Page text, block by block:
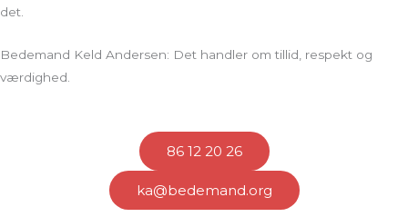
det.
Bedemand Keld Andersen: Det handler om tillid, respekt og
værdighed.
86 12 20 26
ka@bedemand.org